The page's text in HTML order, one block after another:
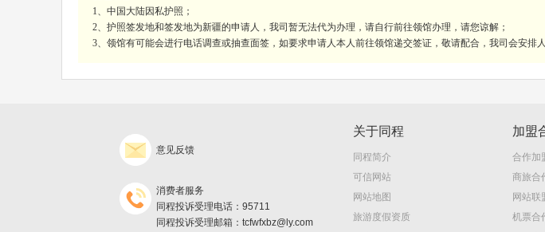
1、中国大陆因私护照；
2、护照签发地和签发地为新疆的申请人，我司暂无法代为办理，请自行前往领馆办理，请您谅解；
3、领馆有可能会进行电话调查或抽查面签，如要求申请人本人前往领馆递交签证，敬请配合，我司会安排
意见反馈
消费者服务
同程投诉受理电话：95711
同程投诉受理邮箱：tcfwfxbz@ly.com
关于同程
同程简介
可信网站
网站地图
旅游度假资质
加盟
合作加
商旅合
网站联
机票合